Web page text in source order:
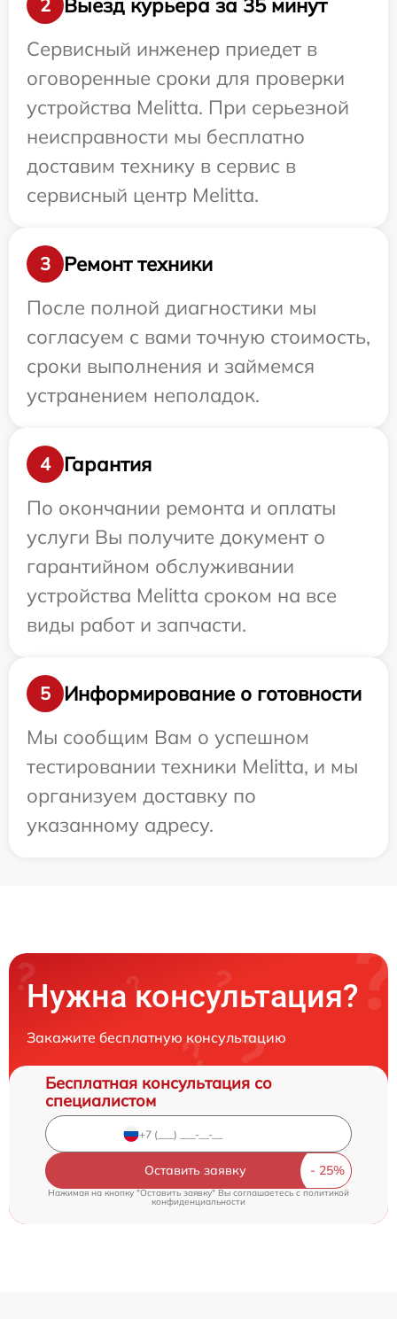
2
Сервисный инженер приедет в
оговоренные сроки для проверки
устройства Melitta. При серьезной
неисправности мы бесплатно
доставим технику в сервис в
сервисный центр Melitta.
3
Ремонт техники
После полной диагностики мы
согласуем с вами точную стоимость,
сроки выполнения и займемся
устранением неполадок.
4
Гарантия
По окончании ремонта и оплаты
услуги Вы получите документ о
гарантийном обслуживании
устройства Melitta сроком на все
виды работ и запчасти.
5
Информирование о готовности
Мы сообщим Вам о успешном
тестировании техники Melitta, и мы
организуем доставку по
указанному адресу.
Нужна консультация?
Закажите бесплатную консультацию
Бесплатная консультация со
специалистом
Оставить заявку
Нажимая на кнопку "Оставить заявку" Вы соглашаетесь cполитикой
конфиденциальности